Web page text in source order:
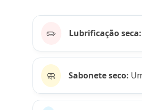
✏️ Lubrificação seca:
🧼 Sabonete seco: